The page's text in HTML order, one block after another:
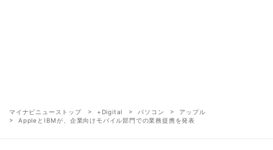
マイナビニューストップ +Digital パソコン
アップル
AppleとIBMが、企業向けモバイル部門での業務提携を発表